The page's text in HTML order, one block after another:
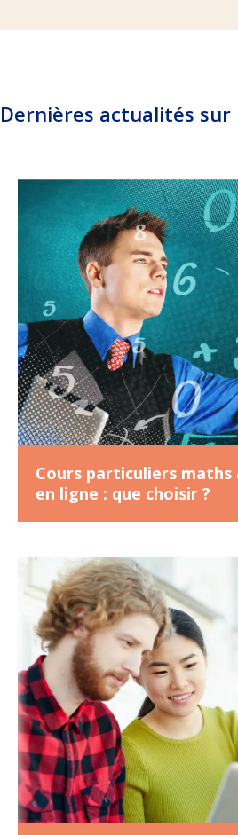
Dernières actualités sur
Cours particuliers maths
en ligne : que choisir ?